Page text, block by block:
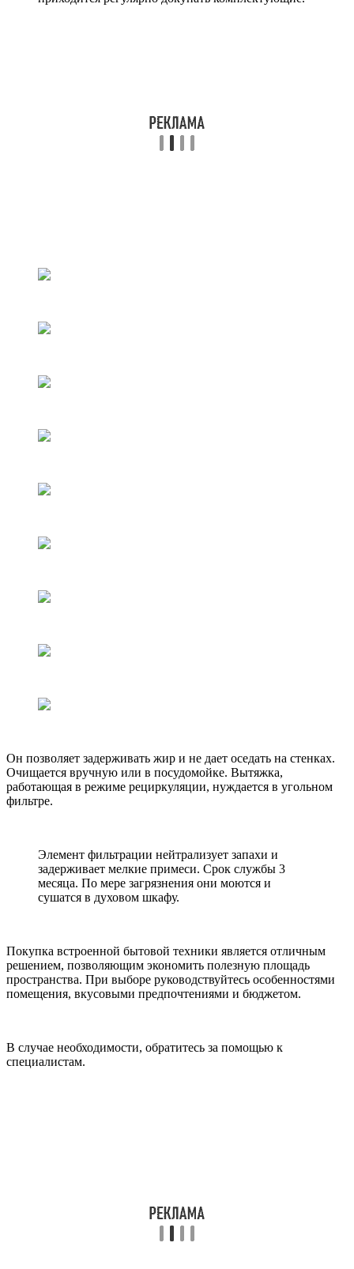
Он позволяет задерживать жир и не дает оседать на стенках.
Очищается вручную или в посудомойке. Вытяжка,
работающая в режиме рециркуляции, нуждается в угольном
фильтре.
Элемент фильтрации нейтрализует запахи и
задерживает мелкие примеси. Срок службы 3
месяца. По мере загрязнения они моются и
сушатся в духовом шкафу.
Покупка встроенной бытовой техники является отличным
решением, позволяющим экономить полезную площадь
пространства. При выборе руководствуйтесь особенностями
помещения, вкусовыми предпочтениями и бюджетом.
В случае необходимости, обратитесь за помощью к
специалистам.